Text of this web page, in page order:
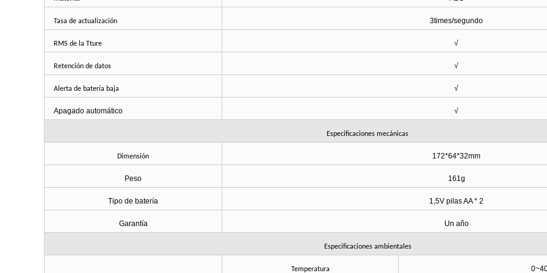
Tasa de actualización 3times/segundo
RMS de la Tture √
Retención de datos √
Alerta de batería baja √
Apagado automático √
Especificaciones mecánicas
Dimensión 172*64*32mm
Peso 161g
Tipo de batería 1,5V pilas AA* 2
Garantía Un año
Especificaciones ambientales
Temperatura